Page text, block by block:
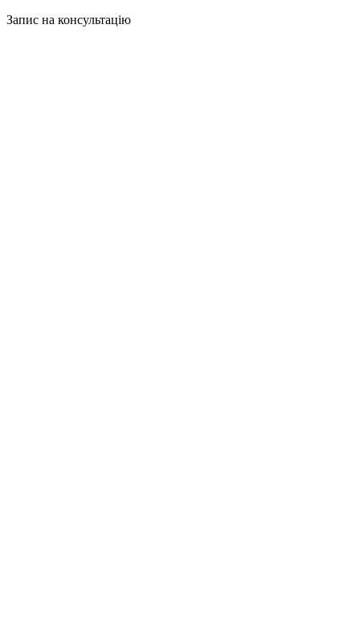
Запис на консультацію